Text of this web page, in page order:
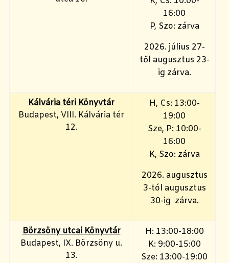
16:00
P, Szo: zárva
2026. július 27-
től augusztus 23-
ig zárva.
Kálvária téri Könyvtár
Budapest, VIII. Kálvária tér
12.
H, Cs: 13:00-
19:00
Sze, P: 10:00-
16:00
K, Szo: zárva
2026. augusztus
3-tól augusztus
30-ig zárva.
Börzsöny utcai Könyvtár
Budapest, IX. Börzsöny u.
13.
H: 13:00-18:00
K: 9:00-15:00
Sze: 13:00-19:00